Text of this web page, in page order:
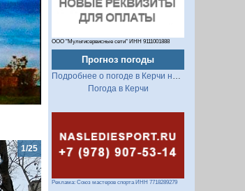
2/25
ООО "Мультисервисные сети" ИНН 9111001888
Прогноз погоды
Подробнее о погоде в Керчи на 2 недели
Погода в Керчи
Реклама: Союз мастеров спорта ИНН 7718289279